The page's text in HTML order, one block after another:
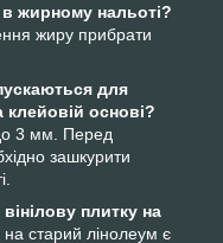
жирному нальоті?
жиру прибрати
для
клейовій основі?
3 мм. Перед
зашкурити
плитку на
старий лінолеум є